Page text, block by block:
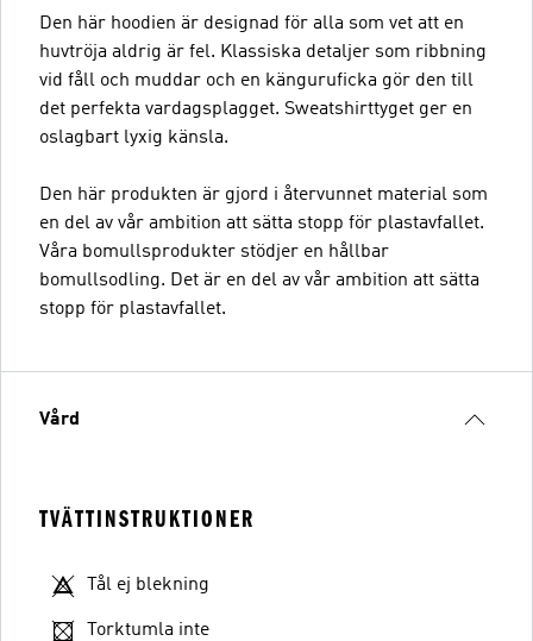
Den här hoodien är designad för alla som vet att en
huvtröja aldrig är fel. Klassiska detaljer som ribbning
vid fåll och muddar och en känguruficka gör den till
det perfekta vardagsplagget. Sweatshirttyget ger en
oslagbart lyxig känsla.
Den här produkten är gjord i återvunnet material som
en del av vår ambition att sätta stopp för plastavfallet.
Våra bomullsprodukter stödjer en hållbar
bomullsodling. Det är en del av vår ambition att sätta
stopp för plastavfallet.
Vård
TVÄTTINSTRUKTIONER
Tål ej blekning
Torktumla inte